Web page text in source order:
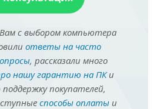
с выбором компьютера
ответы на часто
, рассказали много
нашу гарантию на ПКи
покупателей,
способы оплатыи